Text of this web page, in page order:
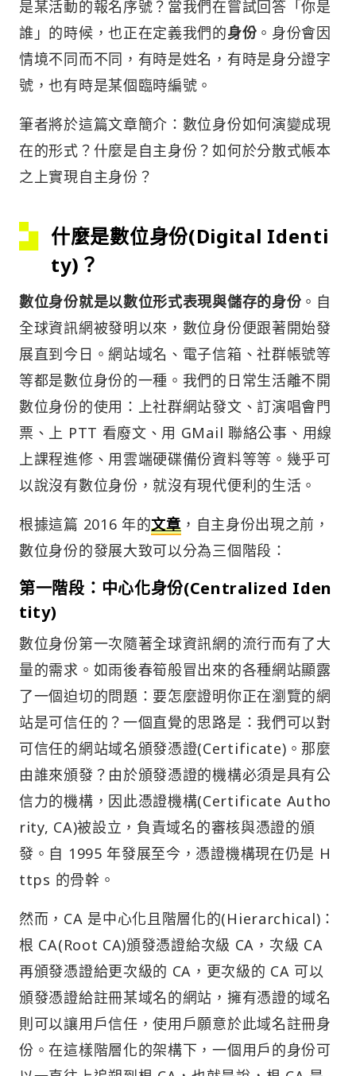
是某活動的報名序號？當我們在嘗試回答「你是
誰」的時候，也正在定義我們的身份 。身份會因
情境不同而不同，有時是姓名，有時是身分證字
號，也有時是某個臨時編號。
筆者將於這篇文章簡介：數位身份如何演變成現
在的形式？什麼是自主身份？如何於分散式帳本
之上實現自主身份？
什麼是數位身份(Digital Identi
ty)？
數位身份就是以數位形式表現與儲存的身份 。自
全球資訊網被發明以來，數位身份便跟著開始發
展直到今日。網站域名、電子信箱、社群帳號等
等都是數位身份的一種。我們的日常生活離不開
數位身份的使用：上社群網站發文、訂演唱會門
票、上 PTT 看廢文、用 GMail 聯絡公事、用線
上課程進修、用雲端硬碟備份資料等等。幾乎可
以說沒有數位身份，就沒有現代便利的生活。
根據這篇 2016 年的文章，自主身份出現之前，
數位身份的發展大致可以分為三個階段：
第一階段：中心化身份(Centralized Iden
tity)
數位身份第一次隨著全球資訊網的流行而有了大
量的需求。如雨後春筍般冒出來的各種網站顯露
了一個迫切的問題：要怎麼證明你正在瀏覽的網
站是可信任的？一個直覺的思路是：我們可以對
可信任的網站域名頒發憑證(Certificate)。那麼
由誰來頒發？由於頒發憑證的機構必須是具有公
信力的機構，因此憑證機構(Certificate Autho
rity, CA)被設立，負責域名的審核與憑證的頒
發。自 1995 年發展至今，憑證機構現在仍是 H
ttps 的骨幹。
然而，CA 是中心化且階層化的(Hierarchical)：
根 CA(Root CA)頒發憑證給次級 CA，次級 CA
再頒發憑證給更次級的 CA，更次級的 CA 可以
頒發憑證給註冊某域名的網站，擁有憑證的域名
則可以讓用戶信任，使用戶願意於此域名註冊身
份。在這樣階層化的架構下，一個用戶的身份可